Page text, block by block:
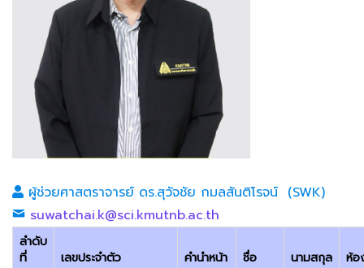
ผู้ช่วยศาสตราจารย์ ดร.สุวัจชัย กมลสันติโรจน์ (SWK)
suwatchai.k@sci.kmutnb.ac.th
ลำดับ
ที่
เลขประจำตัว คำนำหน้า ชื่อ นามสกุล ห้อ